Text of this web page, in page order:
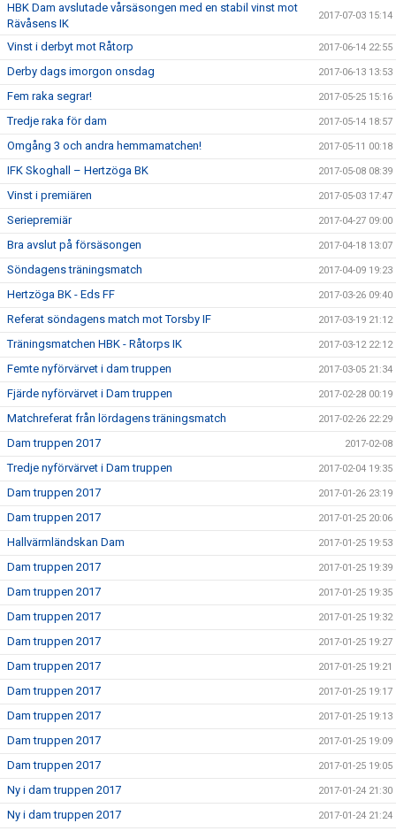
HBK Dam avslutade vårsäsongen med en stabil vinst mot
Rävåsens IK
2017-07-03 15:14
Vinst i derbyt mot Råtorp 2017-06-14 22:55
Derby dags imorgon onsdag 2017-06-13 13:53
Fem raka segrar! 2017-05-25 15:16
Tredje raka för dam 2017-05-14 18:57
Omgång 3 och andra hemmamatchen! 2017-05-11 00:18
IFK Skoghall – Hertzöga BK 2017-05-08 08:39
Vinst i premiären 2017-05-03 17:47
Seriepremiär 2017-04-27 09:00
Bra avslut på försäsongen 2017-04-18 13:07
Söndagens träningsmatch 2017-04-09 19:23
Hertzöga BK - Eds FF 2017-03-26 09:40
Referat söndagens match mot Torsby IF 2017-03-19 21:12
Träningsmatchen HBK - Råtorps IK 2017-03-12 22:12
Femte nyförvärvet i dam truppen 2017-03-05 21:34
Fjärde nyförvärvet i Dam truppen 2017-02-28 00:19
Matchreferat från lördagens träningsmatch 2017-02-26 22:29
Dam truppen 2017 2017-02-08
Tredje nyförvärvet i Dam truppen 2017-02-04 19:35
Dam truppen 2017 2017-01-26 23:19
Dam truppen 2017 2017-01-25 20:06
Hallvärmländskan Dam 2017-01-25 19:53
Dam truppen 2017 2017-01-25 19:39
Dam truppen 2017 2017-01-25 19:35
Dam truppen 2017 2017-01-25 19:32
Dam truppen 2017 2017-01-25 19:27
Dam truppen 2017 2017-01-25 19:21
Dam truppen 2017 2017-01-25 19:17
Dam truppen 2017 2017-01-25 19:13
Dam truppen 2017 2017-01-25 19:09
Dam truppen 2017 2017-01-25 19:05
Ny i dam truppen 2017 2017-01-24 21:30
Ny i dam truppen 2017 2017-01-24 21:24